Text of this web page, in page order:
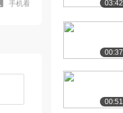
手机看
[9] 2-5第三部分
员工，真爱，...
1139播放
[10] 2-6心烦的
03:42
00:37
00:51